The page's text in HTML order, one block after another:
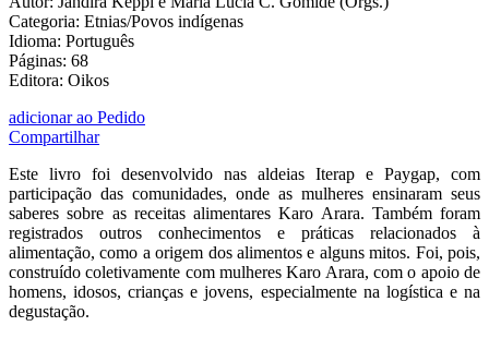
Categoria: Etnias/Povos indígenas
Idioma: Português
Páginas: 68
Editora: Oikos
adicionar ao Pedido
Compartilhar
Este livro foi desenvolvido nas aldeias Iterap e Paygap, com
participação das comunidades, onde as mulheres ensinaram seus
saberes sobre as receitas alimentares Karo Arara. Também foram
registrados outros conhecimentos e práticas relacionados à
alimentação, como a origem dos alimentos e alguns mitos. Foi, pois,
construído coletivamente com mulheres Karo Arara, com o apoio de
homens, idosos, crianças e jovens, especialmente na logística e na
degustação.